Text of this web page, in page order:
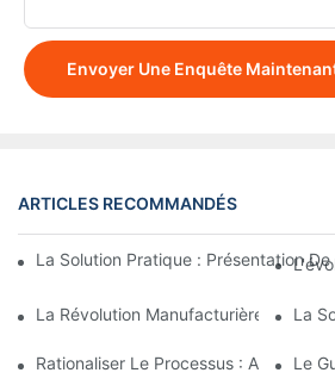
Envoyer Une Enquête
ARTICLES RECOMMANDÉS
La Solution Pratique : Présentation
La Révolution Manufacturière : La
Rationaliser Le Processus : Atteindre
Le